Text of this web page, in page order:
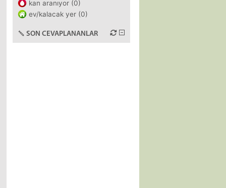
kan aranıyor (0)
ev/kalacak yer (0)
SON CEVAPLANANLAR